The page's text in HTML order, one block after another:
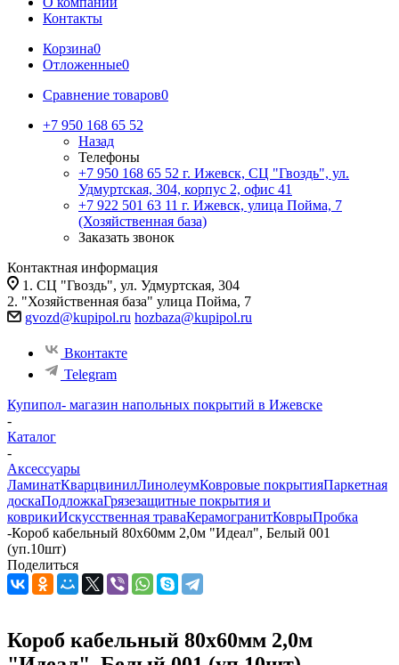
Контакты
Корзина0
Отложенные0
Сравнение товаров0
+7 950 168 65 52
Назад
Телефоны
+7 950 168 65 52 г. Ижевск, СЦ "Гвоздь", ул.
Удмуртская, 304, корпус 2, офис 41
+7 922 501 63 11 г. Ижевск, улица Пойма, 7
(Хозяйственная база)
Заказать звонок
Контактная информация
1. СЦ "Гвоздь", ул. Удмуртская, 304
2. "Хозяйственная база" улица Пойма, 7
gvozd@kupipol.ru hozbaza@kupipol.ru
Вконтакте
Telegram
Купипол- магазин напольных покрытий в Ижевске
-
Каталог
-
Аксессуары
ЛаминатКварцвинилЛинолеумКовровые покрытияПаркетная
доскаПодложкаГрязезащитные покрытия и
коврикиИскусственная траваКерамогранитКоврыПробка
-Короб кабельный 80х60мм 2,0м "Идеал", Белый 001
(уп.10шт)
Поделиться
Короб кабельный 80х60мм 2,0м